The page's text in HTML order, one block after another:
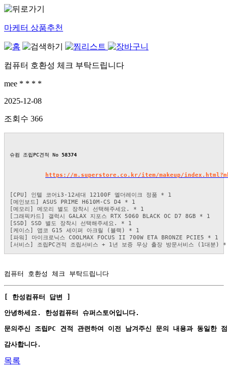
마케터 상품추천
컴퓨터 호환성 체크 부탁드립니다
mee * * * *
2025-12-08
조회수 366
슈컴 조립PC견적 No 58374
https://m.superstore.co.kr/item/makeup/
[CPU] 인텔 코어i3-12세대 12100F 엘더레이크 정품 * 1
[메인보드] ASUS PRIME H610M-CS D4 * 1
[메모리] 메모리 별도 장착시 선택해주세요. * 1
[그래픽카드] 갤럭시 GALAX 지포스 RTX 5060 BLACK OC D7 8GB * 1
[SSD] SSD 별도 장착시 선택해주세요. * 1
[케이스] 앱코 G15 세이퍼 아크릴 (블랙) * 1
[파워] 마이크로닉스 COOLMAX FOCUS II 700W ETA BRONZE PCIE5 * 1
[서비스] 조립PC견적 조립서비스 + 1년 보증 무상 출장 방문서비스 (1대분)
컴퓨터 호환성 체크 부탁드립니다
[ 한성컴퓨터 답변 ]
안녕하세요. 한성컴퓨터 슈퍼스토어입니다.
문의주신 조립PC 견적 관련하여 이전 남겨주신 문의 내용과 동일한
감사합니다.
목록